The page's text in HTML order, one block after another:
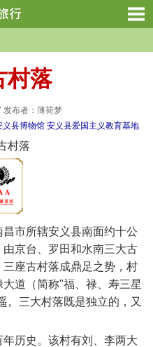
村落
发布者：薄荷梦
义县博物馆 安义县爱国主义教育基地
市所辖安义县南面约十公
京台、罗田和水南三大古
座古村落成鼎足之势，村
道（简称"福、禄、寿三星
。三大村落既是独立的，又
历史。该村有刘、李两大